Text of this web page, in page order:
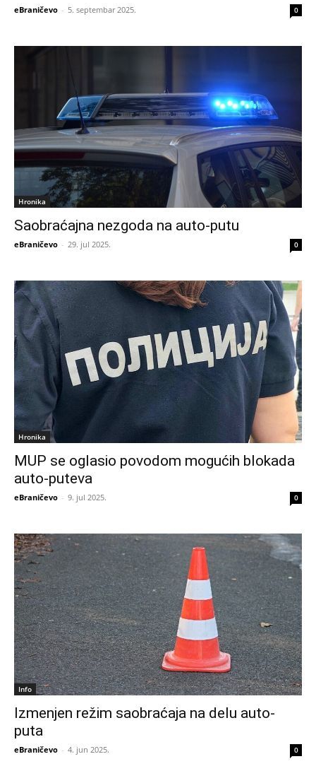
eBraničevo - 5. septembar 2025. 0
Hronika
Saobraćajna nezgoda na auto-putu
eBraničevo - 29. jul 2025. 0
Hronika
MUP se oglasio povodom mogućih blokada
auto-puteva
eBraničevo - 9. jul 2025. 0
Info
Izmenjen režim saobraćaja na delu auto-
puta
eBraničevo - 4. jun 2025. 0